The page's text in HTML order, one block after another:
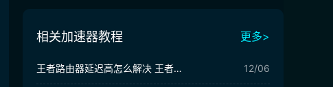
相关加速器教程 更多>
王者路由器延迟高怎么解决 王者路由器延迟高解决方法推荐 12/06